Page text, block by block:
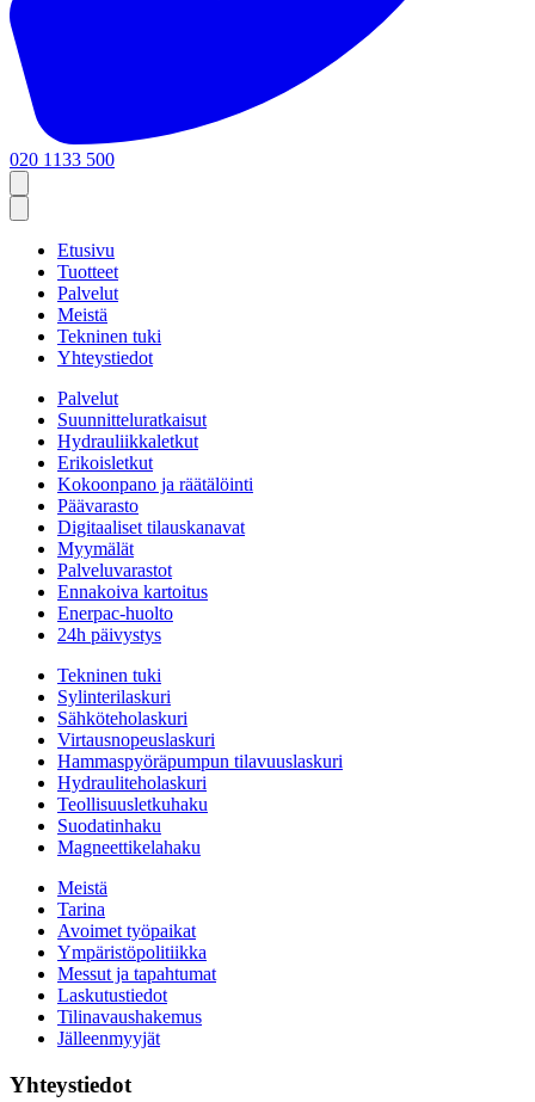
020 1133 500
Etusivu
Tuotteet
Palvelut
Meistä
Tekninen tuki
Yhteystiedot
Palvelut
Suunnitteluratkaisut
Hydrauliikkaletkut
Erikoisletkut
Kokoonpano ja räätälöinti
Päävarasto
Digitaaliset tilauskanavat
Myymälät
Palveluvarastot
Ennakoiva kartoitus
Enerpac-huolto
24h päivystys
Tekninen tuki
Sylinterilaskuri
Sähköteholaskuri
Virtausnopeuslaskuri
Hammaspyöräpumpun tilavuuslaskuri
Hydrauliteholaskuri
Teollisuusletkuhaku
Suodatinhaku
Magneettikelahaku
Meistä
Tarina
Avoimet työpaikat
Ympäristöpolitiikka
Messut ja tapahtumat
Laskutustiedot
Tilinavaushakemus
Jälleenmyyjät
Yhteystiedot